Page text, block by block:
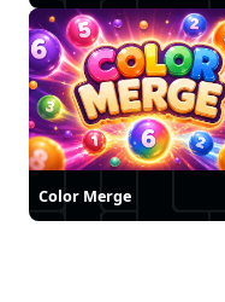
Color Merge